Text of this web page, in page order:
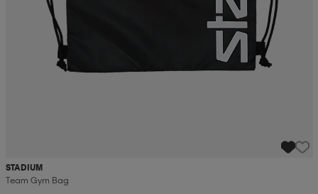
STADIUM
Team Gym Bag